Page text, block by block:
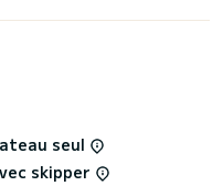
1 toilette avec douche
les
Prise USB, Douche de
seul
skipper